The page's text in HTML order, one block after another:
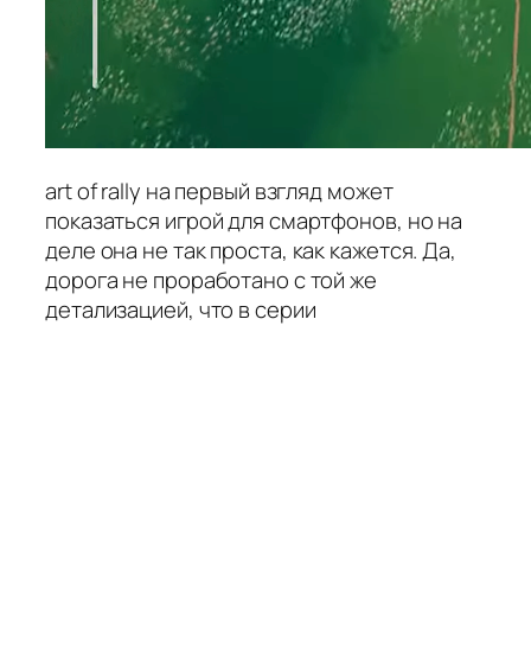
art of rally на первый взгляд может
показаться игрой для смартфонов, но на
деле она не так проста, как кажется. Да,
дорога не проработано с той же
детализацией, что в серии